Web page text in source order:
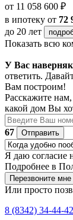
от 11 058 600 ₽
в ипотеку от 72
до 20 лет
Показать всю
У Вас
ответить.
Вам построим!
Расскажите нам,
какой дом Вы
67
Отправить
Я даю согласие
Подробнее в
Перезвоните мне
Или просто
8 (8342) 34-44-42